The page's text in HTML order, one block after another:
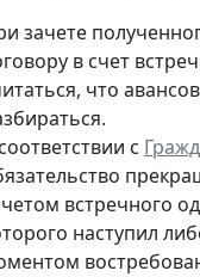
зачете
в счет
что
с
встречного
наступил